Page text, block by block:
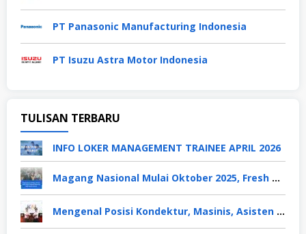
PT Panasonic Manufacturing Indonesia
PT Isuzu Astra Motor Indonesia
TULISAN TERBARU
INFO LOKER MANAGEMENT TRAINEE APRIL 2026
Magang Nasional Mulai Oktober 2025, Fresh Graduate Dapat Gaji UMP Selama 6 Bulan
Mengenal Posisi Kondektur, Masinis, Asisten PPKA, Pemeliharaan Sarana dan Prasarana, Polsuska (Polisi Khusus Kereta Api), di PT KAI